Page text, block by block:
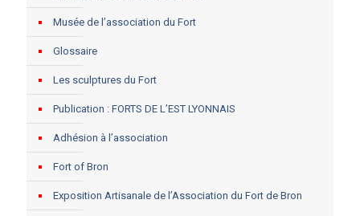
Musée de l’association du Fort
Glossaire
Les sculptures du Fort
Publication : FORTS DE L’EST LYONNAIS
Adhésion à l’association
Fort of Bron
Exposition Artisanale de l’Association du Fort de Bron